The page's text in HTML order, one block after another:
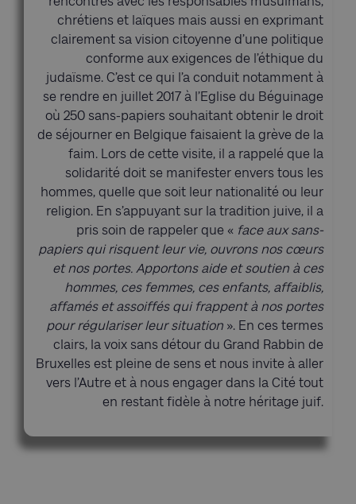
chrétiens et laïques mais aussi en exprimant
clairement sa vision citoyenne d’une politique
conforme aux exigences de l’éthique du
judaïsme. C’est ce qui l’a conduit notamment à
se rendre en juillet 2017 à l’Eglise du Béguinage
où 250 sans-papiers souhaitant obtenir le droit
de séjourner en Belgique faisaient la grève de la
faim. Lors de cette visite, il a rappelé que la
solidarité doit se manifester envers tous les
hommes, quelle que soit leur nationalité ou leur
religion. En s’appuyant sur la tradition juive, il a
pris soin de rappeler que « face aux sans-
papiers qui risquent leur vie, ouvrons nos cœurs
et nos portes. Apportons aide et soutien à ces
hommes, ces femmes, ces enfants, affaiblis,
affamés et assoiffés qui frappent à nos portes
pour régulariser leur situation ». En ces termes
clairs, la voix sans détour du Grand Rabbin de
Bruxelles est pleine de sens et nous invite à aller
vers l’Autre et à nous engager dans la Cité tout
en restant fidèle à notre héritage juif.